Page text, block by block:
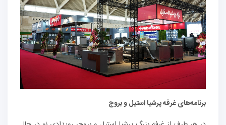
برنامه‌های غرفه پرشیا استیل و بروج